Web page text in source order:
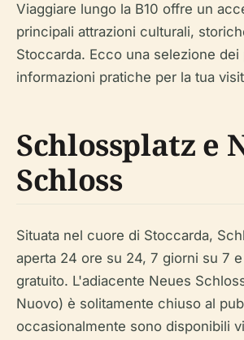
Viaggiare lungo la B10 offre un
principali attrazioni culturali,
Stoccarda. Ecco una selezione dei
informazioni pratiche per la tua
Schlossplatz e
Schloss
Situata nel cuore di Stoccarda,
aperta 24 ore su 24, 7 giorni su 7
gratuito. L'adiacente Neues
Nuovo) è solitamente chiuso al
occasionalmente sono disponibili